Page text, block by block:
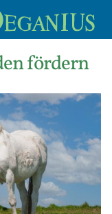
fördern